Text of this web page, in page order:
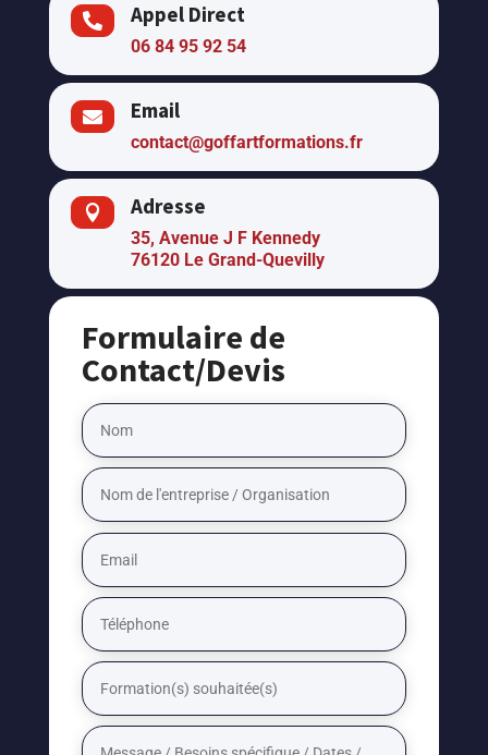
 Appel Direct
06 84 95 92 54
 Email
contact@goffartformations.fr
 Adresse
35, Avenue J F Kennedy
76120 Le Grand-Quevilly
Formulaire de
Contact/Devis